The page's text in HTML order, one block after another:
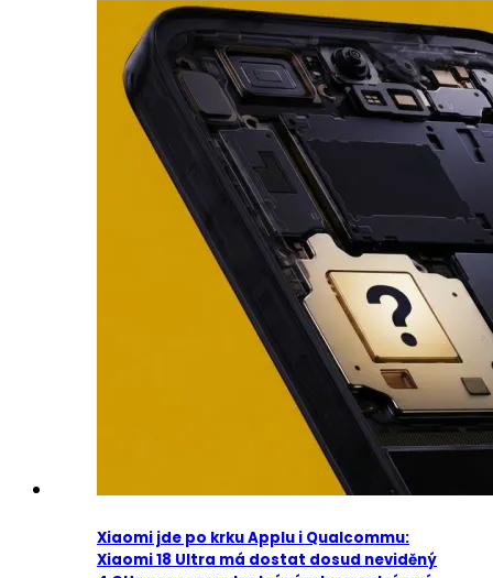
Xiaomi jde po krku Applu i Qualcommu:
Xiaomi 18 Ultra má dostat dosud neviděný